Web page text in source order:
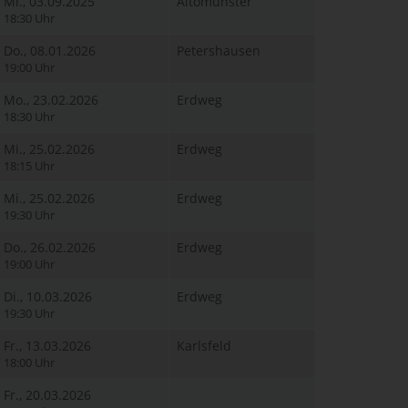
18:30 Uhr
Do., 08.01.2026
19:00 Uhr
Petershausen
Mo., 23.02.2026
18:30 Uhr
Erdweg
Mi., 25.02.2026
18:15 Uhr
Erdweg
Mi., 25.02.2026
19:30 Uhr
Erdweg
Do., 26.02.2026
19:00 Uhr
Erdweg
Di., 10.03.2026
19:30 Uhr
Erdweg
Fr., 13.03.2026
18:00 Uhr
Karlsfeld
Fr., 20.03.2026